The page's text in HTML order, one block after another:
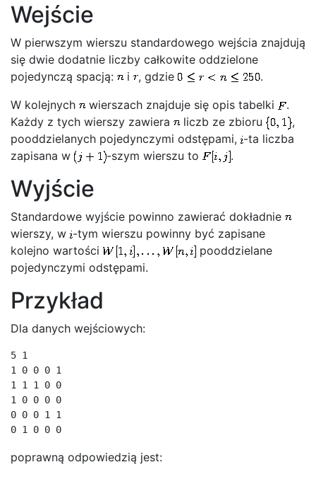
Wejście
W pierwszym wierszu standardowego wejścia znajdują
się dwie dodatnie liczby całkowite oddzielone
pojedynczą spacją:
i , gdzie
.
W kolejnych
wierszach znajduje się opis tabelki
.
Każdy z tych wierszy zawiera
liczb ze zbioru
,
pooddzielanych pojedynczymi odstępami, -ta liczba
zapisana w
-szym wierszu to .
Wyjście
Standardowe wyjście powinno zawierać dokładnie
wierszy, w -tym wierszu powinny być zapisane
kolejno wartości
pooddzielane
pojedynczymi odstępami.
Przykład
Dla danych wejściowych:
5 1
1 0 0 0 1
1 1 1 0 0
1 0 0 0 0
0 0 0 1 1
0 1 0 0 0
poprawną odpowiedzią jest: